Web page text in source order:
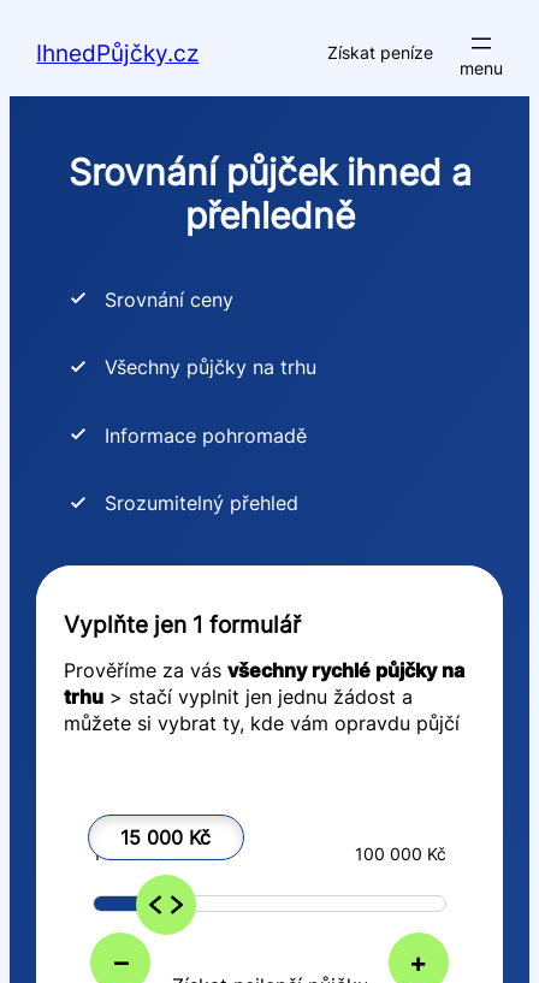
IhnedPůjčky.cz Získat peníze
Srovnání půjček ihned a
přehledně
Srovnání ceny
Všechny půjčky na trhu
Informace pohromadě
Srozumitelný přehled
Vyplňte jen 1 formulář
Prověříme za vás všechny rychlé půjčky na
trhu> stačí vyplnit jen jednu žádost a
můžete si vybrat ty, kde vám opravdu půjčí
15 000 Kč
– +
1 000 Kč 100 000 Kč